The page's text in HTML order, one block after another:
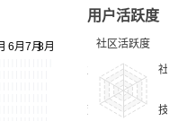
用户活跃度